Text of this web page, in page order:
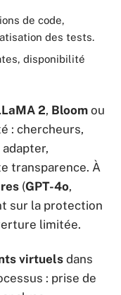
de code,
des tests.
disponibilité
2, Bloom ou
: chercheurs,
transparence. À
(GPT-4o,
sur la protection
limitée.
virtuels dans
: prise de